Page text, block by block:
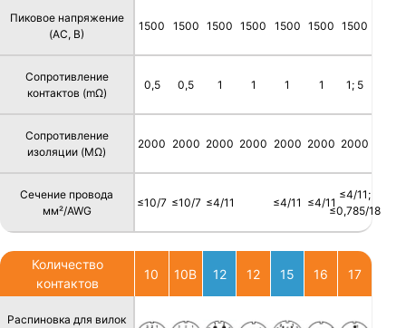
Пиковое напряжение
(AC, В)
Сопротивление
контактов (mΩ)
Сопротивление
изоляции (MΩ)
Сечение провода
мм²/AWG
1500
0,5
2000
≤10/7
1500
0,5
2000
≤10/7
1500
1
2000
≤4/11
1500
1
2000
1500
1
2000
≤4/11
1500
1
2000
≤4/11
1500
1; 5
2000
≤4/11;
≤0,785/18
Количество
контактов
Распиновка для вилок
10 10B 12 12 15 16 17